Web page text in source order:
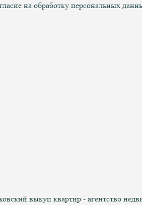
на обработку персональных
выкуп квартир - агентство